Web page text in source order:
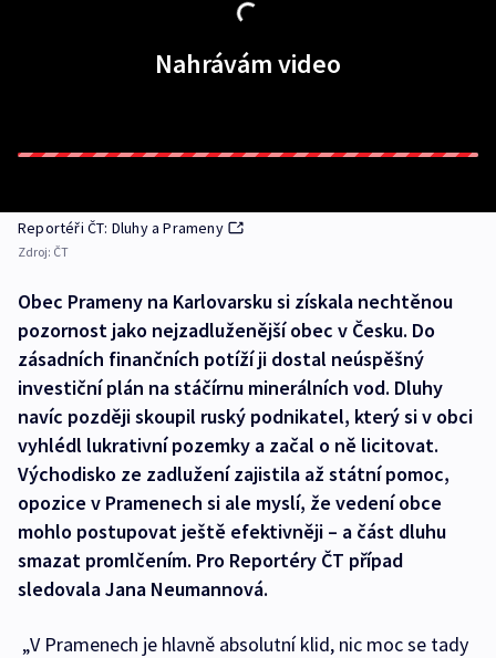
Nahrávám video
Reportéři ČT: Dluhy a Prameny
Zdroj: ČT
Obec Prameny na Karlovarsku si získala nechtěnou
pozornost jako nejzadluženější obec v Česku. Do
zásadních finančních potíží ji dostal neúspěšný
investiční plán na stáčírnu minerálních vod. Dluhy
navíc později skoupil ruský podnikatel, který si v obci
vyhlédl lukrativní pozemky a začal o ně licitovat.
Východisko ze zadlužení zajistila až státní pomoc,
opozice v Pramenech si ale myslí, že vedení obce
mohlo postupovat ještě efektivněji – a část dluhu
smazat promlčením. Pro Reportéry ČT případ
sledovala Jana Neumannová.
„V Pramenech je hlavně absolutní klid, nic moc se tady